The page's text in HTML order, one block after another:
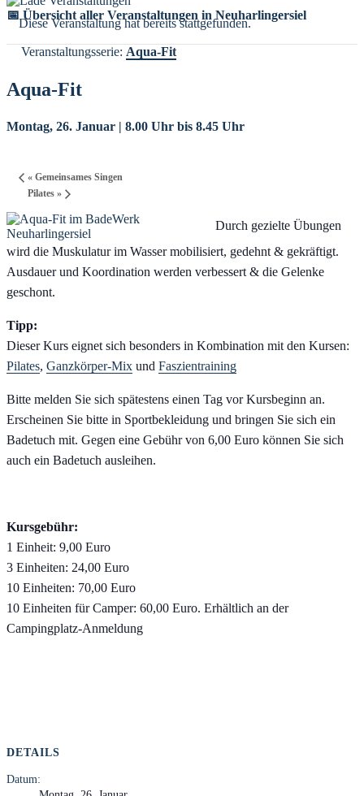
📅 Übersicht aller Veranstaltungen in Neuharlingersiel
Diese Veranstaltung hat bereits stattgefunden.
Veranstaltungsserie: Aqua-Fit
Aqua-Fit
Montag, 26. Januar | 8.00 Uhr bis 8.45 Uhr
« Gemeinsames Singen
Pilates »
Durch gezielte Übungen
wird die Muskulatur im Wasser mobilisiert, gedehnt & gekräftigt.
Ausdauer und Koordination werden verbessert & die Gelenke
geschont.
Tipp:
Dieser Kurs eignet sich besonders in Kombination mit den Kursen:
Pilates, Ganzkörper-Mix und Faszientraining
Bitte melden Sie sich spätestens einen Tag vor Kursbeginn an.
Erscheinen Sie bitte in Sportbekleidung und bringen Sie sich ein
Badetuch mit. Gegen eine Gebühr von 6,00 Euro können Sie sich
auch ein Badetuch ausleihen.
Kursgebühr:
1 Einheit: 9,00 Euro
3 Einheiten: 24,00 Euro
10 Einheiten: 70,00 Euro
10 Einheiten für Camper: 60,00 Euro. Erhältlich an der
Campingplatz-Anmeldung
DETAILS
Datum: